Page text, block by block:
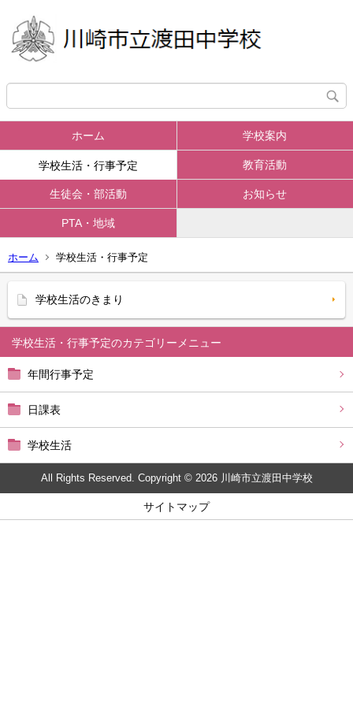
ホーム 学校案内
学校生活・行事予定 教育活動
生徒会・部活動 お知らせ
PTA・地域
ホーム 学校生活・行事予定
学校生活・行事予定
年間行事予定
日課表
学校生活
学校生活のきまり
All Rights Reserved. Copyright © 2026 川崎市立渡田中学校
サイトマップ